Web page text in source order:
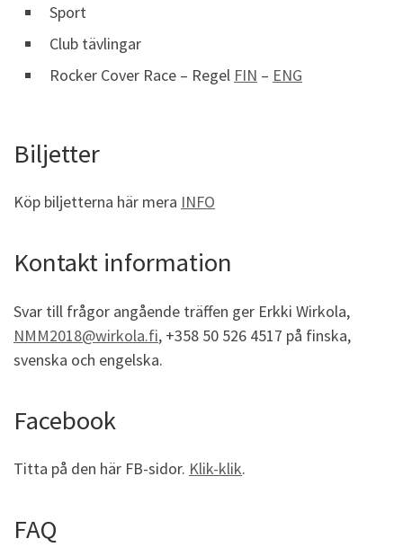
Sport
Club tävlingar
Rocker Cover Race – Regel FIN – ENG
Biljetter
Köp biljetterna här mera INFO
Kontakt information
Svar till frågor angående träffen ger Erkki Wirkola,
NMM2018@wirkola.fi, +358 50 526 4517 på finska,
svenska och engelska.
Facebook
Titta på den här FB-sidor. Klik-klik.
FAQ